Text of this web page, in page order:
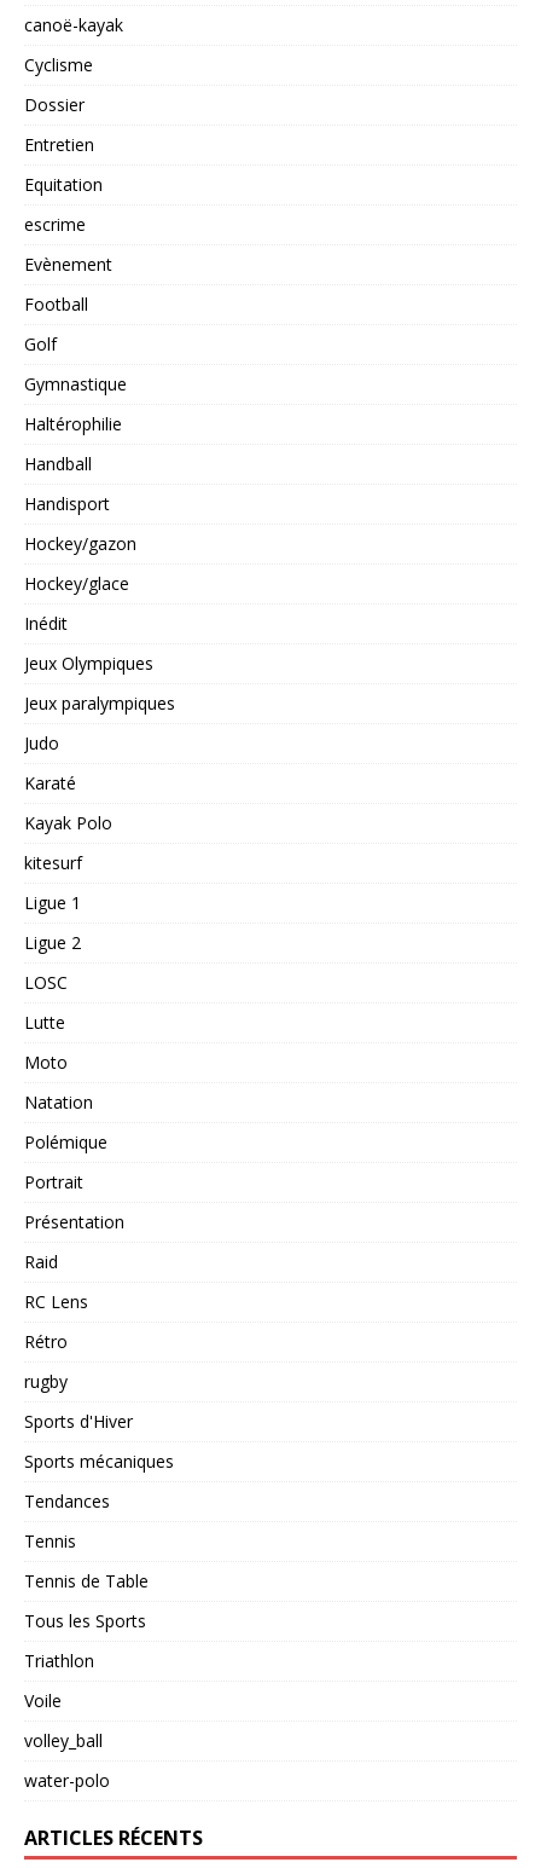
canoë-kayak
Cyclisme
Dossier
Entretien
Equitation
escrime
Evènement
Football
Golf
Gymnastique
Haltérophilie
Handball
Handisport
Hockey/gazon
Hockey/glace
Inédit
Jeux Olympiques
Jeux paralympiques
Judo
Karaté
Kayak Polo
kitesurf
Ligue 1
Ligue 2
LOSC
Lutte
Moto
Natation
Polémique
Portrait
Présentation
Raid
RC Lens
Rétro
rugby
Sports d'Hiver
Sports mécaniques
Tendances
Tennis
Tennis de Table
Tous les Sports
Triathlon
Voile
volley_ball
water-polo
ARTICLES RÉCENTS